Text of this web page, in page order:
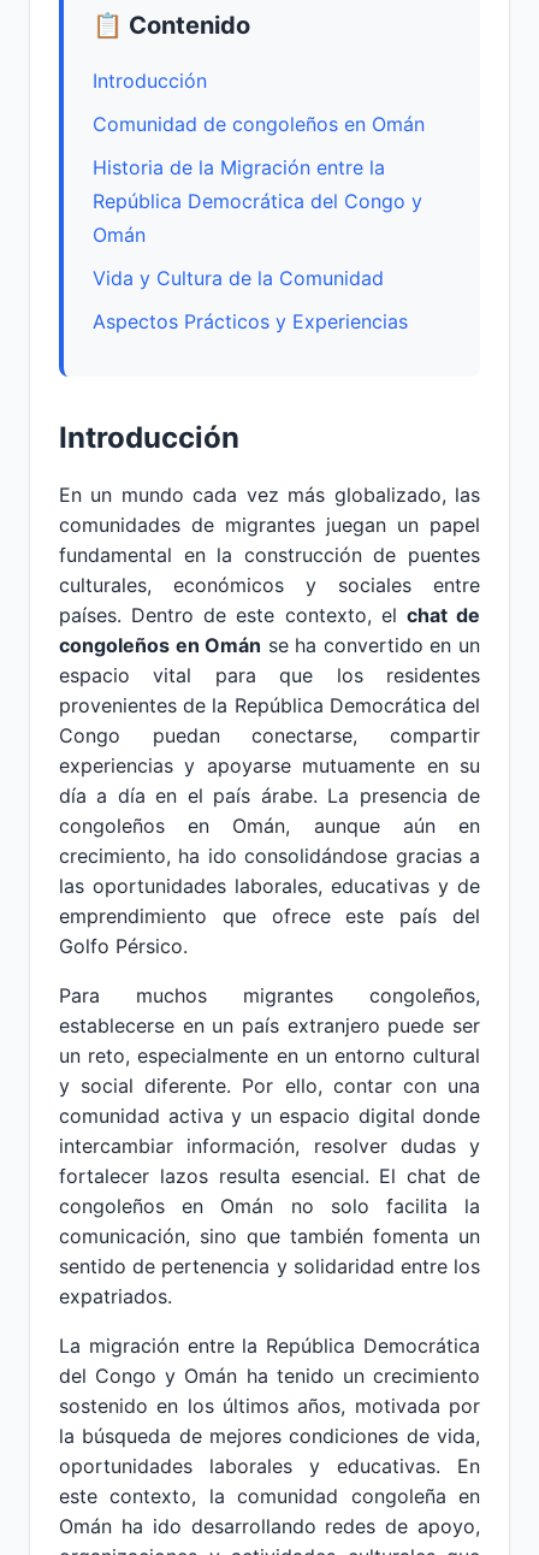
📋 Contenido
Introducción
Comunidad de congoleños en Omán
Historia de la Migración entre la
República Democrática del Congo y
Omán
Vida y Cultura de la Comunidad
Aspectos Prácticos y Experiencias
Introducción
En un mundo cada vez más globalizado, las
comunidades de migrantes juegan un papel
fundamental en la construcción de puentes
culturales, económicos y sociales entre
países. Dentro de este contexto, el chat de
congoleños en Omán se ha convertido en un
espacio vital para que los residentes
provenientes de la República Democrática del
Congo puedan conectarse, compartir
experiencias y apoyarse mutuamente en su
día a día en el país árabe. La presencia de
congoleños en Omán, aunque aún en
crecimiento, ha ido consolidándose gracias a
las oportunidades laborales, educativas y de
emprendimiento que ofrece este país del
Golfo Pérsico.
Para muchos migrantes congoleños,
establecerse en un país extranjero puede ser
un reto, especialmente en un entorno cultural
y social diferente. Por ello, contar con una
comunidad activa y un espacio digital donde
intercambiar información, resolver dudas y
fortalecer lazos resulta esencial. El chat de
congoleños en Omán no solo facilita la
comunicación, sino que también fomenta un
sentido de pertenencia y solidaridad entre los
expatriados.
La migración entre la República Democrática
del Congo y Omán ha tenido un crecimiento
sostenido en los últimos años, motivada por
la búsqueda de mejores condiciones de vida,
oportunidades laborales y educativas. En
este contexto, la comunidad congoleña en
Omán ha ido desarrollando redes de apoyo,